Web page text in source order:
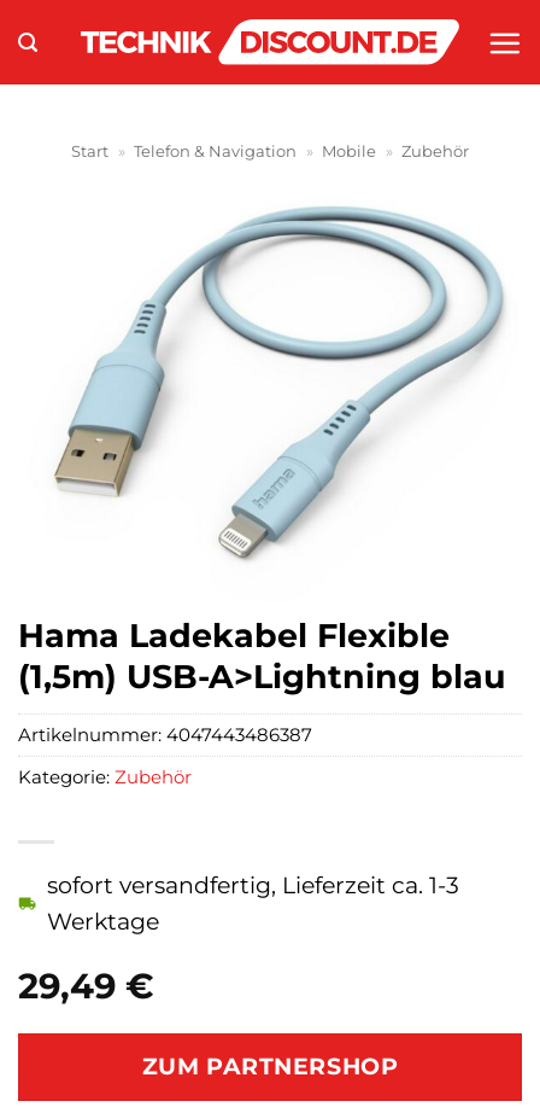
Inhalt
springen
Start » Telefon & Navigation » Mobile » Zubehör
Hama Ladekabel Flexible
(1,5m) USB-A>Lightning blau
29,49 €
sofort versandfertig, Lieferzeit ca. 1-3
Werktage
ZUM PARTNERSHOP
Artikelnummer: 4047443486387
Kategorie: Zubehör